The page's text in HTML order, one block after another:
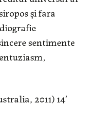
şi fara
sentimente
2011) 14’